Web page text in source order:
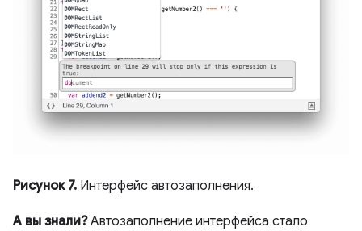
Рисунок 7. Интерфейс автозаполнения.
А вы знали?Автозаполнение интерфейса стало